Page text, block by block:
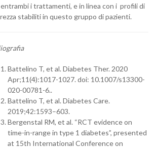
i trattamenti, e in linea con i profili di
stabiliti in questo gruppo di pazienti.
Battelino T, et al. Diabetes Ther. 2020
Apr;11(4):1017-1027. doi: 10.1007/s13300-
020-00781-6..
Battelino T, et al. Diabetes Care.
2019;42:1593–603.
Bergenstal RM, et al. “RCT evidence on
time-in-range in type 1 diabetes”, presented
at 15th International Conference on